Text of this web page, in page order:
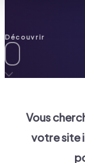
Découvrir
Vous
votre site